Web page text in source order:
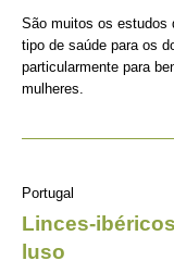
São muitos os estudos
tipo de saúde para os
particularmente para
mulheres.
Portugal
Linces-
luso